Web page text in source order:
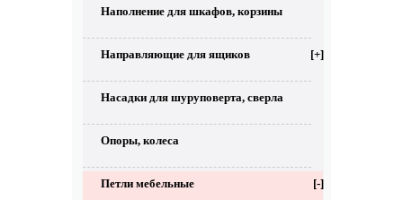
Наполнение для шкафов, корзины
Направляющие для ящиков [+]
Насадки для шуруповерта, сверла
Опоры, колеса
Петли мебельные [-]